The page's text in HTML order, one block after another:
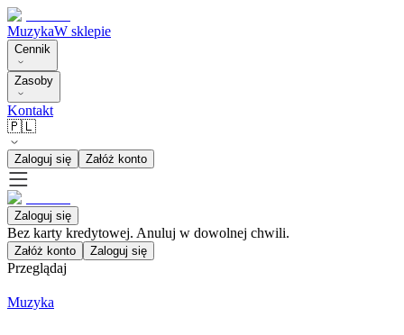
MuzykaW sklepie
Cennik
Zasoby
Kontakt
🇵🇱
Zaloguj się Załóż konto
Zaloguj się
Bez karty kredytowej. Anuluj w dowolnej chwili.
Załóż konto Zaloguj się
Przeglądaj
Muzyka